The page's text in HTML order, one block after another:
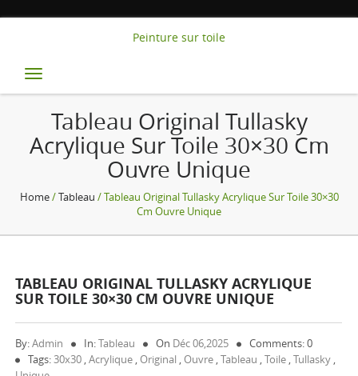
Peinture sur toile
Toggle
navigation
Tableau Original Tullasky
Acrylique Sur Toile 30×30 Cm
Ouvre Unique
Home/Tableau / Tableau Original Tullasky Acrylique Sur Toile 30×30
Cm Ouvre Unique
TABLEAU ORIGINAL TULLASKY ACRYLIQUE
SUR TOILE 30×30 CM OUVRE UNIQUE
By:Admin In:Tableau On Déc 06,2025
Comments: 0
Tags:30x30 ,Acrylique , Original , Ouvre ,Tableau ,Toile ,Tullasky ,